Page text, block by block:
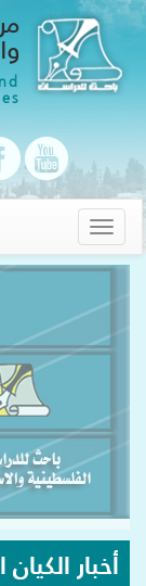
Toggle
navigation
أخبار